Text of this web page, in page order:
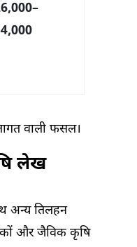
वाली फसल।
लेख
अन्य तिलहन
और जैविक कृषि